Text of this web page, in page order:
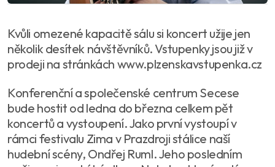
Kvůli omezené kapacitě sálu si koncert užije jen
několik desítek návštěvníků. Vstupenky jsou již v
prodeji na stránkách www.plzenskavstupenka.cz
Konferenční a společenské centrum Secese
bude hostit od ledna do března celkem pět
koncertů a vystoupení. Jako první vystoupí v
rámci festivalu Zima v Prazdroji stálice naší
hudební scény, Ondřej Ruml. Jeho posledním